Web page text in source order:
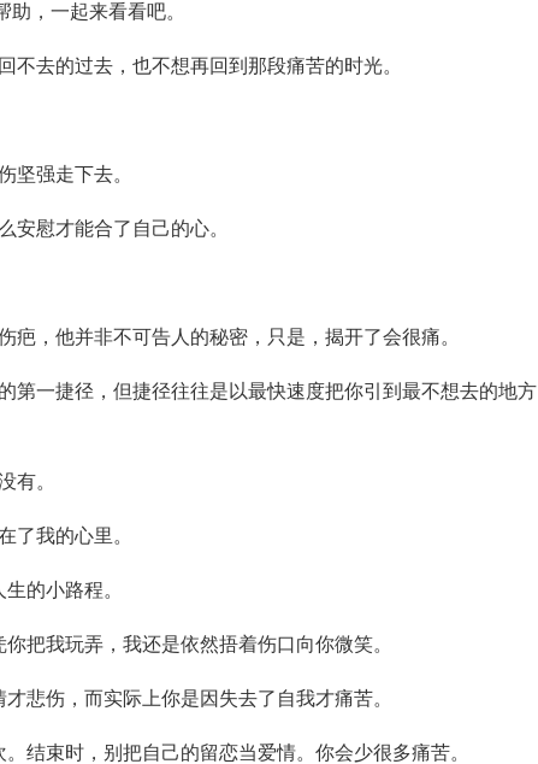
，一起来看看吧。
不去的过去，也不想再回到那段痛苦的时光。
坚强走下去。
安慰才能合了自己的心。
疤，他并非不可告人的秘密，只是，揭开了会很痛。
第一捷径，但捷径往往是以最快速度把你引到最不想去的地方
有。
了我的心里。
的小路程。
把我玩弄，我还是依然捂着伤口向你微笑。
悲伤，而实际上你是因失去了自我才痛苦。
结束时，别把自己的留恋当爱情。你会少很多痛苦。